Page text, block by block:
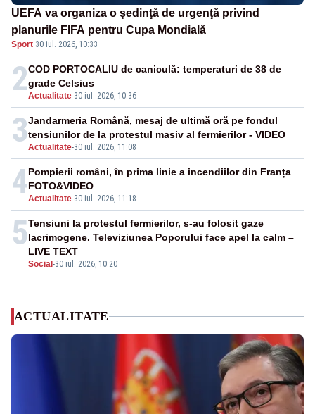
UEFA va organiza o şedinţă de urgenţă privind
planurile FIFA pentru Cupa Mondială
Sport·30 iul. 2026, 10:33
2Actualitate-30 iul. 2026, 10:36
COD PORTOCALIU de caniculă: temperaturi de 38 de
grade Celsius
3Actualitate-30 iul. 2026, 11:08
Jandarmeria Română, mesaj de ultimă oră pe fondul
tensiunilor de la protestul masiv al fermierilor - VIDEO
4Actualitate-30 iul. 2026, 11:18
Pompierii români, în prima linie a incendiilor din Franța
FOTO&VIDEO
5
Social -30 iul. 2026, 10:20
Tensiuni la protestul fermierilor, s-au folosit gaze
lacrimogene. Televiziunea Poporului face apel la calm –
LIVE TEXT
ACTUALITATE